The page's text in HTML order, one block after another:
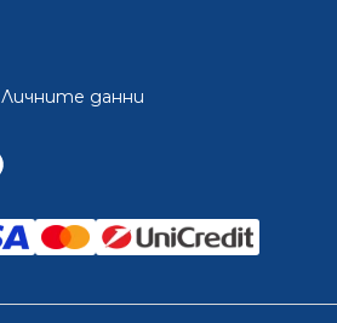
Личните данни